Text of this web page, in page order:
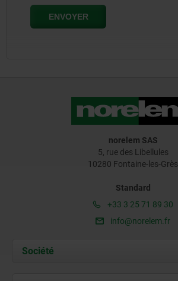
norelem SAS
5, rue des Libellules
10280 Fontaine-les-Grès
Standard
+33 3 25 71 89 30
info@norelem.fr
Société